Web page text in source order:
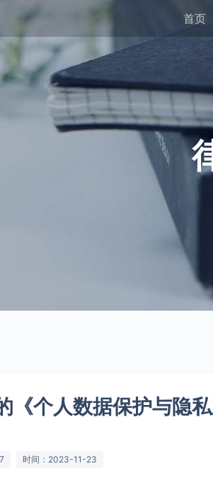
首页
《个人数据保护与隐
时间：2023-11-23